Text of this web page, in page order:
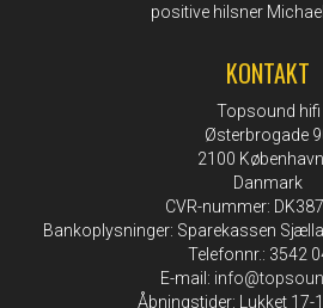
positive hilsner
KONTAKT
Topsound hifi
Østerbrogade
2100
Danmark
CVR-nummer:
Bankoplysninger: Sparekassen
Telefonnr.: 3542
E-mail :
Åbningstider: Lukket 17-